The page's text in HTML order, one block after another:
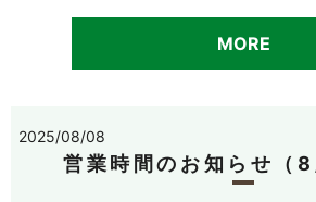
MORE
2025/08/08
営業時間のお知らせ（